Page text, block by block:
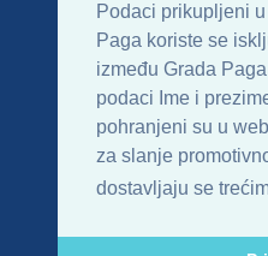
Podaci prikupljeni
Paga koriste se
između Grada
podaci Ime i
pohranjeni su u
za slanje
dostavljaju se
Uvjeti korištenja